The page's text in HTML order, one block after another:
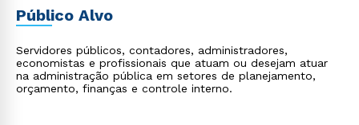
Público Alvo
Servidores públicos, contadores, administradores,
economistas e profissionais que atuam ou desejam atuar
na administração pública em setores de planejamento,
orçamento, finanças e controle interno.